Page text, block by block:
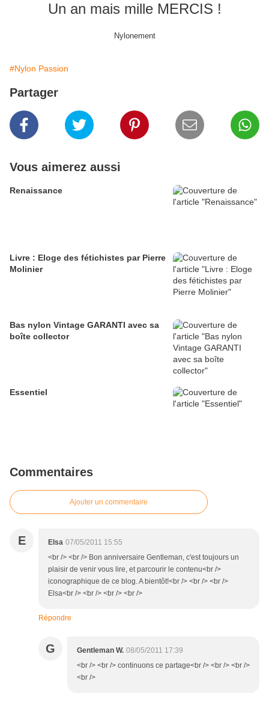
Un an mais mille MERCIS !
Nylonement
#Nylon Passion
Partager
Vous aimerez aussi
Renaissance
Livre : Eloge des fétichistes par Pierre
Molinier
Bas nylon Vintage GARANTI avec sa
boîte collector
Essentiel
Commentaires
Ajouter un commentaire
E Elsa 07/05/2011 15:55
<br /> <br /> Bon anniversaire Gentleman, c'est toujours un
plaisir de venir vous lire, et parcourir le contenu<br />
iconographique de ce blog. A bientôt!<br /> <br /> <br />
Elsa<br /> <br /> <br /> <br />
Répondre
G Gentleman W. 08/05/2011 17:39
<br /> <br /> continuons ce partage<br /> <br /> <br />
<br />